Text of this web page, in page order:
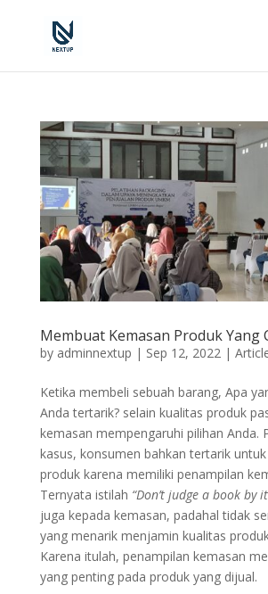
Membuat Kemasan Produk Yang
by adminnextup | Sep 12, 2022 |
Ketika membeli sebuah barang, Apa
Anda tertarik? selain kualitas produk
kemasan mempengaruhi pilihan Anda.
kasus, konsumen bahkan tertarik
produk karena memiliki penampilan
Ternyata istilah “Don’t judge a book by
juga kepada kemasan, padahal tidak
yang menarik menjamin kualitas
Karena itulah, penampilan kemasan
yang penting pada produk yang dijual.